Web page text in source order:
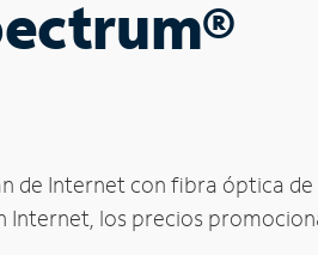
de Internet con fibra óptica
los precios